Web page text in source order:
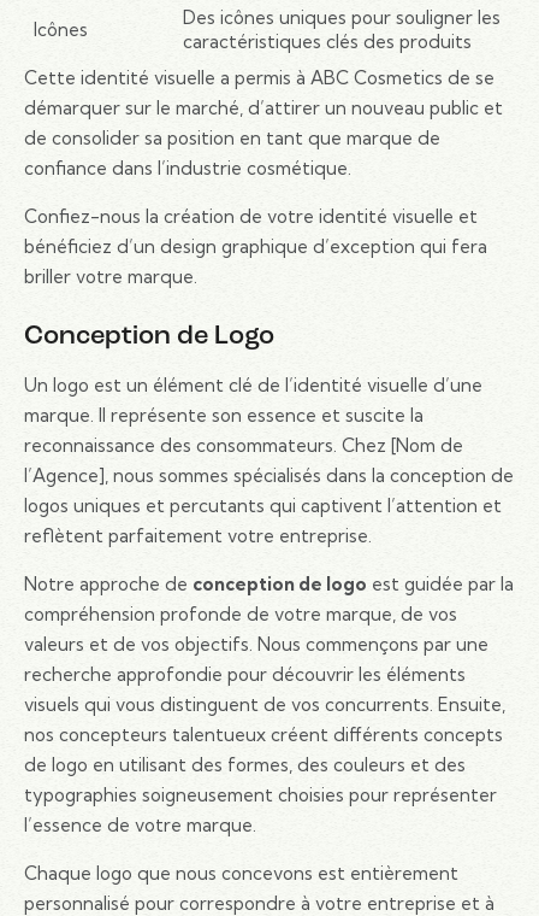
Icônes
Des icônes uniques pour souligner les
caractéristiques clés des produits
Cette identité visuelle a permis à ABC Cosmetics de se
démarquer sur le marché, d’attirer un nouveau public et
de consolider sa position en tant que marque de
confiance dans l’industrie cosmétique.
Confiez-nous la création de votre identité visuelle et
bénéficiez d’un design graphique d’exception qui fera
briller votre marque.
Conception de Logo
Un logo est un élément clé de l’identité visuelle d’une
marque. Il représente son essence et suscite la
reconnaissance des consommateurs. Chez [Nom de
l’Agence], nous sommes spécialisés dans la conception de
logos uniques et percutants qui captivent l’attention et
reflètent parfaitement votre entreprise.
Notre approche de conception de logo est guidée par la
compréhension profonde de votre marque, de vos
valeurs et de vos objectifs. Nous commençons par une
recherche approfondie pour découvrir les éléments
visuels qui vous distinguent de vos concurrents. Ensuite,
nos concepteurs talentueux créent différents concepts
de logo en utilisant des formes, des couleurs et des
typographies soigneusement choisies pour représenter
l’essence de votre marque.
Chaque logo que nous concevons est entièrement
personnalisé pour correspondre à votre entreprise et à